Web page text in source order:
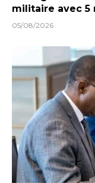
militaire avec 5
05/08/2026